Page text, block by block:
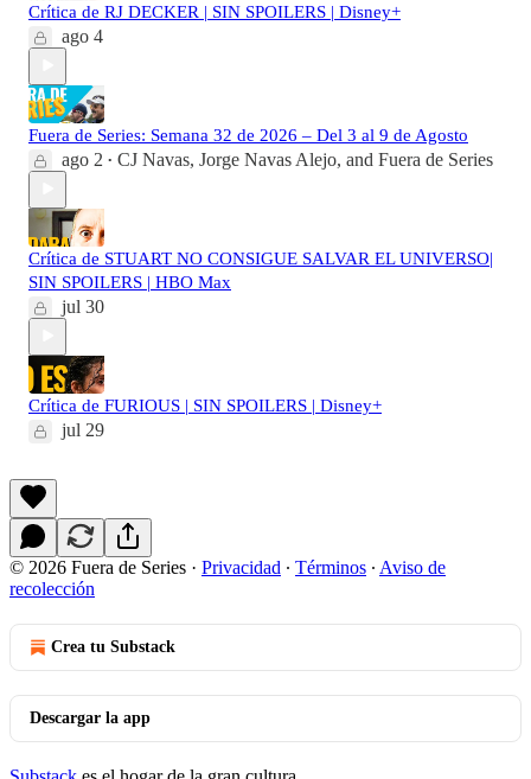
Crítica de RJ DECKER | SIN SPOILERS | Disney+
ago 4
Fuera de Series: Semana 32 de 2026 – Del 3 al 9 de Agosto
ago 2 • CJ Navas, Jorge Navas Alejo, and Fuera de Series
Crítica de STUART NO CONSIGUE SALVAR EL UNIVERSO|
SIN SPOILERS | HBO Max
jul 30
Crítica de FURIOUS | SIN SPOILERS | Disney+
jul 29
© 2026 Fuera de Series · Privacidad ∙ Términos ∙ Aviso de
recolección
Crea tu Substack
Descargar la app